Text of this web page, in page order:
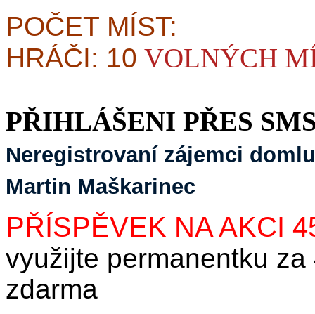
POČET MÍST:
HRÁČI: 10 VOLNÝCH
PŘIHLÁŠENI PŘES
Neregistrovaní zájemci
Martin Maškarinec
PŘÍSPĚVEK NA AKCI
využijte permanentku
zdarma